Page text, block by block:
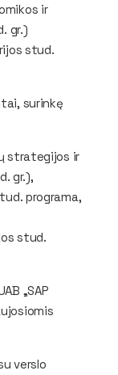
ir
gr.)
stud.
surinkę
strategijos ir
gr.),
programa,
stud.
„SAP
verslo